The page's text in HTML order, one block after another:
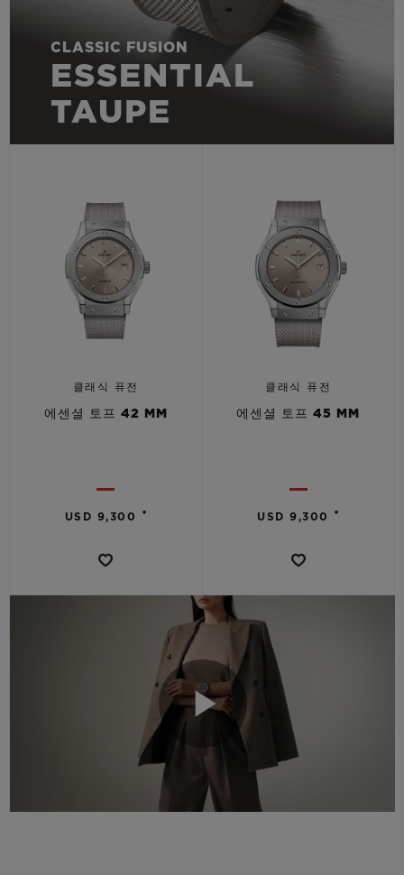
CLASSIC FUSION
ESSENTIAL
TAUPE
클래식 퓨전
에센셜 토프 42 MM
USD 9,300 •
클래식 퓨전
에센셜 토프 45 MM
USD 9,300 •